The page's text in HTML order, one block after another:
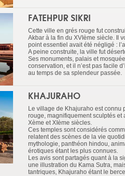
FATEHPUR SIKRI
Cette ville en grés rouge fut
Akbar à la fin du XVIème siècle. Il
point essentiel avait été négligé :
A peine construite, la ville fut
Ses monuments, palais et
conservation, et il n’est pas facile
au temps de sa splendeur passée.
KHAJURAHO
Le village de Khajuraho est connu
rouge, magnifiquement sculptés
Xème et XIème siècles.
Ces temples sont considérés
relatent des scènes de la vie
mythologie, panthéon hindou,
érotiques étant les plus connues.
Les avis sont partagés quant à la
une illustration du Kama Sutra,
tantriques, Khajuraho étant le